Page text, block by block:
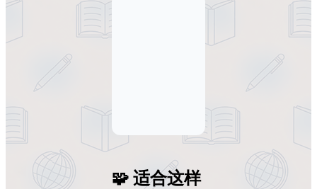
🧩 适合这样